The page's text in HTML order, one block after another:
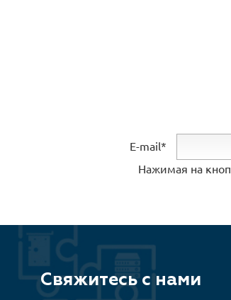
E-mail*
Нажимая на
Свяжитесь с нами